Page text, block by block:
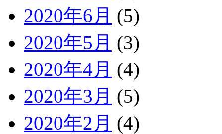
2020年6月 (5)
2020年5月 (3)
2020年4月 (4)
2020年3月 (5)
2020年2月 (4)